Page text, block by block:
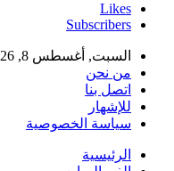
Likes
Subscribers
السبت, أغسطس 8, 2026
من نحن
اتصل بنا
للإشهار
سياسة الخصوصية
الرئيسية